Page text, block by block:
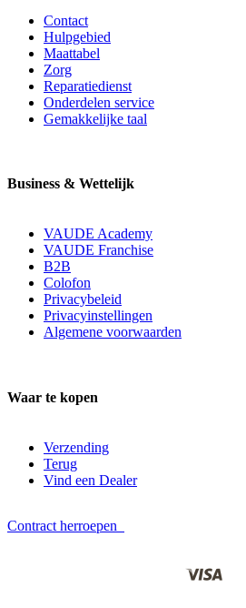
Contact
Hulpgebied
Maattabel
Zorg
Reparatiedienst
Onderdelen service
Gemakkelijke taal
Business & Wettelijk
VAUDE Academy
VAUDE Franchise
B2B
Colofon
Privacybeleid
Privacyinstellingen
Algemene voorwaarden
Waar te kopen
Verzending
Terug
Vind een Dealer
Contract herroepen